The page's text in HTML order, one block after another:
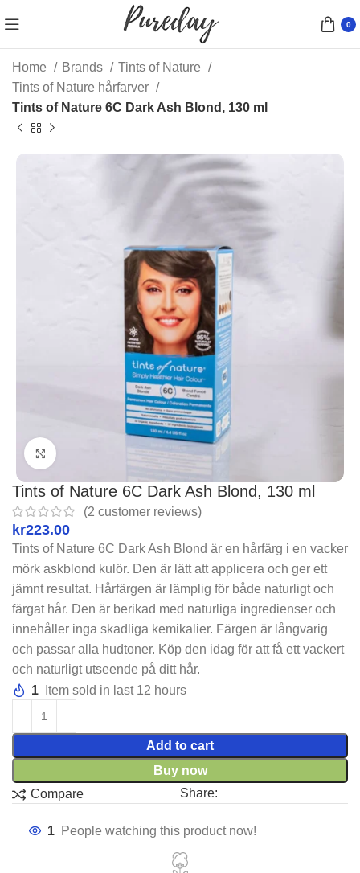
0
Home Brands
Tints of Nature
Tints of Nature hårfarver
Tints of Nature 6C Dark Ash Blond, 130 ml
Tints of Nature 6C Dark Ash Blond, 130 ml
(2 customer reviews)
kr
Tints of Nature 6C Dark Ash Blond är en hårfärg i en vacker
mörk askblond kulör. Den är lätt att applicera och ger ett
jämnt resultat. Hårfärgen är lämplig för både naturligt och
färgat hår. Den är berikad med naturliga ingredienser och
innehåller inga skadliga kemikalier. Färgen är långvarig
och passar alla hudtoner. Köp den idag för att få ett vackert
och naturligt utseende på ditt hår.
1
Item sold in last 12 hours
Add to cart
Buy now
Compare
Share:
1 People watching this product now!